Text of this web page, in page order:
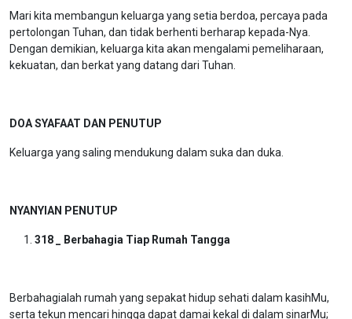
Mari kita membangun keluarga yang setia berdoa, percaya pada
pertolongan Tuhan, dan tidak berhenti berharap kepada-Nya.
Dengan demikian, keluarga kita akan mengalami pemeliharaan,
kekuatan, dan berkat yang datang dari Tuhan.
DOA SYAFAAT DAN PENUTUP
Keluarga yang saling mendukung dalam suka dan duka.
NYANYIAN PENUTUP
318 _ Berbahagia Tiap Rumah Tangga
Berbahagialah rumah yang sepakat hidup sehati dalam kasihMu,
serta tekun mencari hingga dapat damai kekal di dalam sinarMu;